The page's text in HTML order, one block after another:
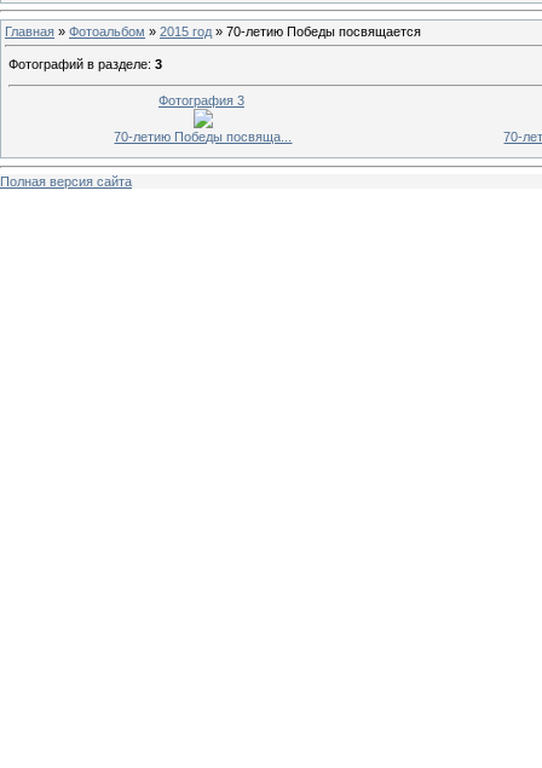
Главная » Фотоальбом » 2015 год » 70-летию Победы посвящается
Фотографий в разделе: 3
Фотография 3
70-летию Победы посвяща... 70-
Полная версия сайта